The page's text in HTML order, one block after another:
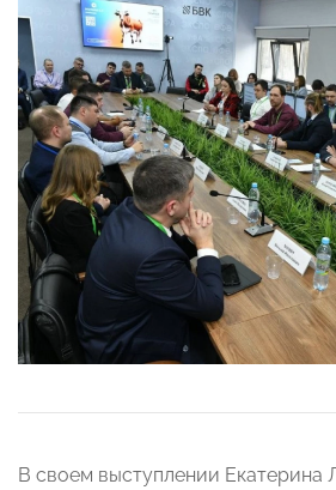
В своем выступлении Екатерина